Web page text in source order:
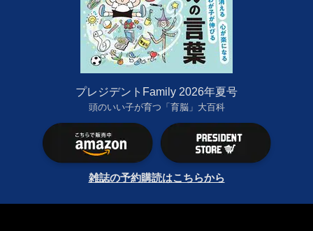
プレジデントFamily 2026年夏号
頭のいい子が育つ「育脳」大百科
雑誌の予約購読はこちらから